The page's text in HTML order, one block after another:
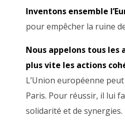
Inventons ensemble
pour empêcher la ruine
Nous appelons tous les
plus vite les actions
L’Union européenne
Paris. Pour réussir, il lui
solidarité et de